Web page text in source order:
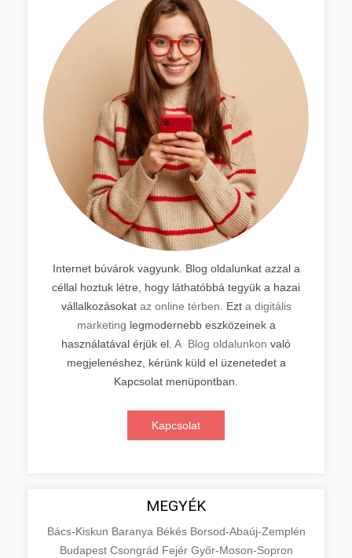
Internet búvárok vagyunk. Blog oldalunkat azzal a
céllal hoztuk létre, hogy láthatóbbá tegyük a hazai
vállalkozásokat az online térben. Ezt a digitális
marketing legmodernebb eszközeinek a
használatával érjük el. A Blog oldalunkon való
megjelenéshez, kérünk küld el üzenetedet a
Kapcsolat menüpontban.
Kapcsolat
MEGYÉK
Bács-Kiskun Baranya Békés Borsod-Abaúj-Zemplén
Budapest Csongrád Fejér Győr-Moson-Sopron